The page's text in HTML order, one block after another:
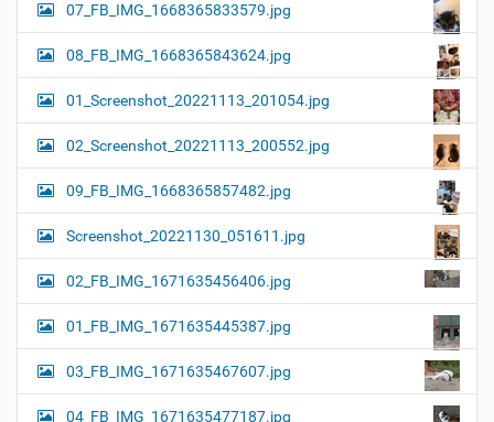
07_FB_IMG_1668365833579.jpg
08_FB_IMG_1668365843624.jpg
01_Screenshot_20221113_201054.jpg
02_Screenshot_20221113_200552.jpg
09_FB_IMG_1668365857482.jpg
Screenshot_20221130_051611.jpg
02_FB_IMG_1671635456406.jpg
01_FB_IMG_1671635445387.jpg
03_FB_IMG_1671635467607.jpg
04_FB_IMG_1671635477187.jpg